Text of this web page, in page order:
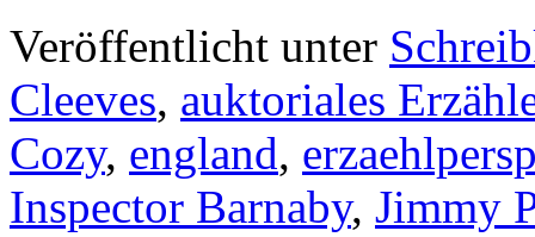
Veröffentlicht unter
Cleeves, auktoriales
Cozy, england,
Inspector Barnaby, Jimmy